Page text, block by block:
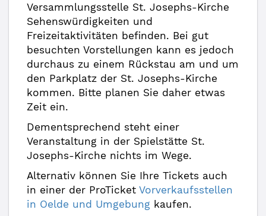
Versammlungsstelle St. Josephs-Kirche
Sehenswürdigkeiten und
Freizeitaktivitäten befinden. Bei gut
besuchten Vorstellungen kann es jedoch
durchaus zu einem Rückstau am und um
den Parkplatz der St. Josephs-Kirche
kommen. Bitte planen Sie daher etwas
Zeit ein.
Dementsprechend steht einer
Veranstaltung in der Spielstätte St.
Josephs-Kirche nichts im Wege.
Alternativ können Sie Ihre Tickets auch
in einer der ProTicket Vorverkaufsstellen
in Oelde und Umgebung kaufen.